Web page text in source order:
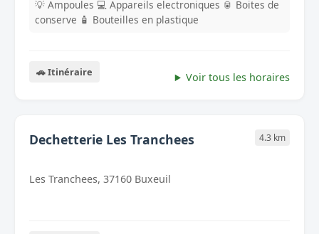
💡 Ampoules 💻 Appareils electroniques 🥫 Boites de
conserve 🧴 Bouteilles en plastique
🚗 Itinéraire Voir tous les horaires
Dechetterie Les Tranchees 4.3 km
Les Tranchees, 37160 Buxeuil